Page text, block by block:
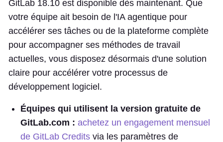
GitLab 18.10 est disponible dès maintenant. Que
votre équipe ait besoin de l'IA agentique pour
accélérer ses tâches ou de la plateforme complète
pour accompagner ses méthodes de travail
actuelles, vous disposez désormais d'une solution
claire pour accélérer votre processus de
développement logiciel.
Équipes qui utilisent la version gratuite de
GitLab.com : achetez un engagement mensuel
de GitLab Credits via les paramètres de